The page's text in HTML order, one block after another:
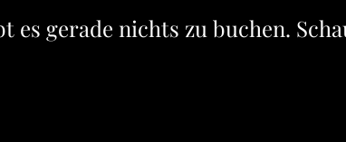
es gerade nichts zu buchen.